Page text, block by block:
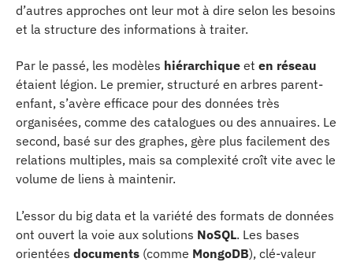
d’autres approches ont leur mot à dire selon les besoins
et la structure des informations à traiter.
Par le passé, les modèles hiérarchique et en réseau
étaient légion. Le premier, structuré en arbres parent-
enfant, s’avère efficace pour des données très
organisées, comme des catalogues ou des annuaires. Le
second, basé sur des graphes, gère plus facilement des
relations multiples, mais sa complexité croît vite avec le
volume de liens à maintenir.
L’essor du big data et la variété des formats de données
ont ouvert la voie aux solutions NoSQL. Les bases
orientées documents (comme MongoDB), clé-valeur